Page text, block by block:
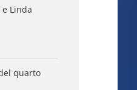
Linda
quarto